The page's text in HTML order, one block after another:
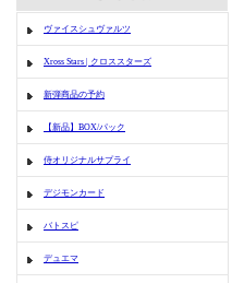
ヴァイスシュヴァルツ
Xross Stars | クロススターズ
新弾商品の予約
【新品】BOX/パック
侍オリジナルサプライ
デジモンカード
バトスピ
デュエマ